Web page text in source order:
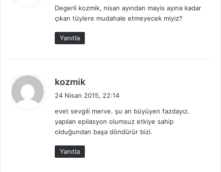
k
Degerli kozmik, nisan ayından mayis ayına kadar
çıkan tüylere mudahale etmeyecek miyiz?
Yanıtla
kozmik
i
k
i
24 Nisan 2015, 22:14
evet sevgili merve. şu an büyüyen fazdayız.
yapılan epilasyon olumsuz etkiye sahip
olduğundan başa döndürür bizi.
Yanıtla